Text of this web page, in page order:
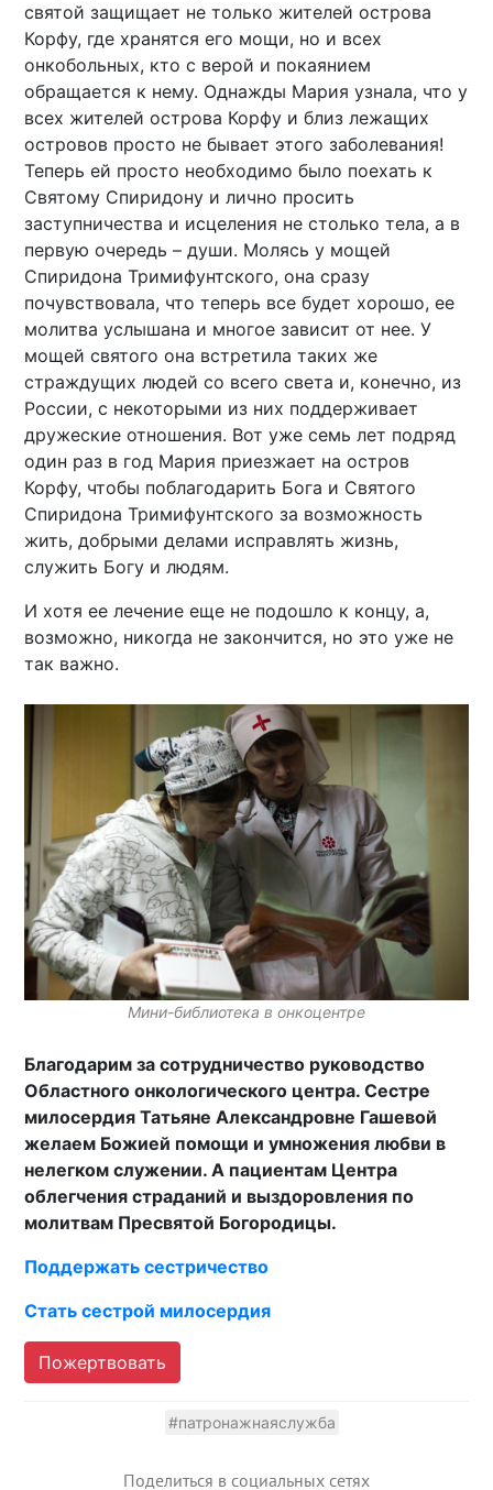
святой защищает не только жителей острова
Корфу, где хранятся его мощи, но и всех
онкобольных, кто с верой и покаянием
обращается к нему. Однажды Мария узнала, что у
всех жителей острова Корфу и близ лежащих
островов просто не бывает этого заболевания!
Теперь ей просто необходимо было поехать к
Святому Спиридону и лично просить
заступничества и исцеления не столько тела, а в
первую очередь – души. Молясь у мощей
Спиридона Тримифунтского, она сразу
почувствовала, что теперь все будет хорошо, ее
молитва услышана и многое зависит от нее. У
мощей святого она встретила таких же
страждущих людей со всего света и, конечно, из
России, с некоторыми из них поддерживает
дружеские отношения. Вот уже семь лет подряд
один раз в год Мария приезжает на остров
Корфу, чтобы поблагодарить Бога и Святого
Спиридона Тримифунтского за возможность
жить, добрыми делами исправлять жизнь,
служить Богу и людям.
И хотя ее лечение еще не подошло к концу, а,
возможно, никогда не закончится, но это уже не
так важно.
Мини-библиотека в онкоцентре
Благодарим за сотрудничество руководство
Областного онкологического центра. Сестре
милосердия Татьяне Александровне Гашевой
желаем Божией помощи и умножения любви в
нелегком служении. А пациентам Центра
облегчения страданий и выздоровления по
молитвам Пресвятой Богородицы.
Поддержать сестричество
Стать сестрой милосердия
Пожертвовать
#патронажнаяслужба
Поделиться в социальных сетях